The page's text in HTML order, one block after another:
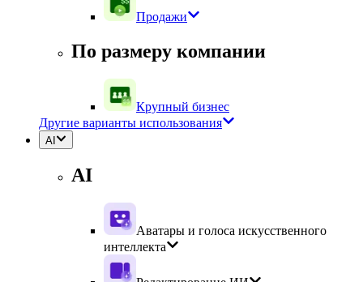
Продажи
По размеру компании
Крупный бизнес
Другие варианты использования
AI
AI
Аватары и голоса искусственного
интеллекта